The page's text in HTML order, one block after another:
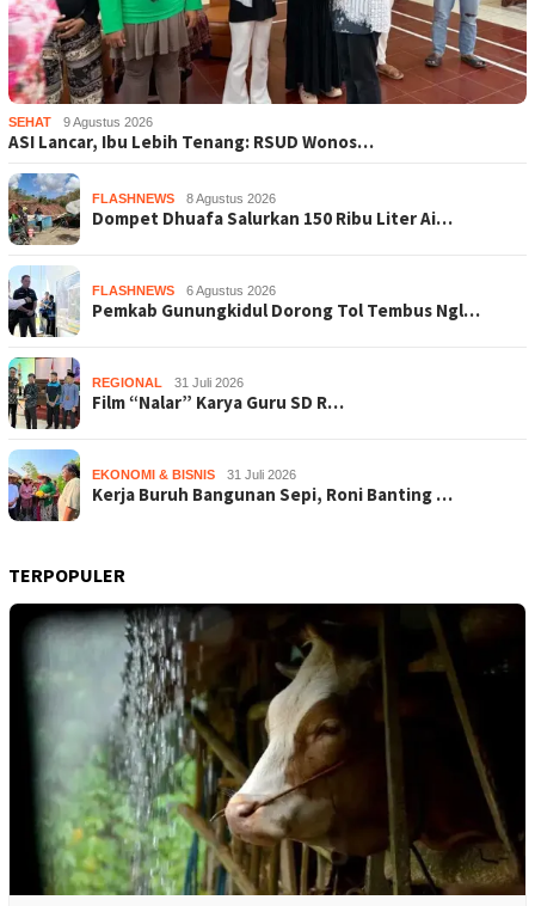
SEHAT 9 Agustus 2026
ASI Lancar, Ibu Lebih Tenang: RSUD Wonos…
FLASHNEWS 8 Agustus 2026
Dompet Dhuafa Salurkan 150 Ribu Liter Ai…
FLASHNEWS 6 Agustus 2026
Pemkab Gunungkidul Dorong Tol Tembus Ngl…
REGIONAL 31 Juli 2026
Film “Nalar” Karya Guru SD R…
EKONOMI & BISNIS 31 Juli 2026
Kerja Buruh Bangunan Sepi, Roni Banting …
TERPOPULER